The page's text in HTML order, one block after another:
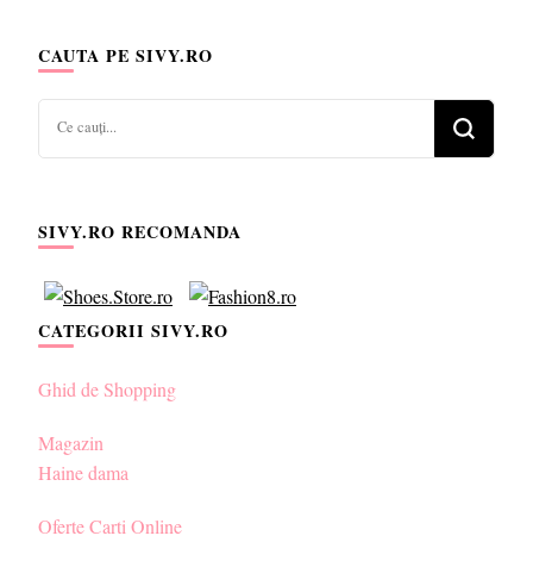
CAUTA PE SIVY.RO
SIVY.RO RECOMANDA
CATEGORII SIVY.RO
Ghid de Shopping
Magazin
Haine dama
Oferte Carti Online